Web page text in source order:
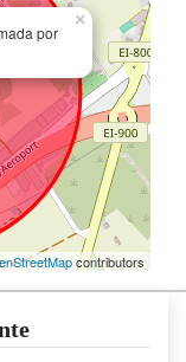
por
×
contributors